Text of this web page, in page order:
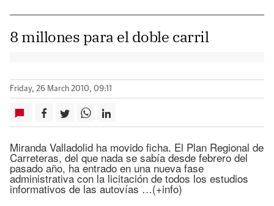
8 millones para el doble carril
Friday, 26 March 2010, 09:11
Miranda Valladolid ha movido ficha. El Plan Regional de
Carreteras, del que nada se sabía desde febrero del
pasado año, ha entrado en una nueva fase
administrativa con la licitación de todos los estudios
informativos de las autovías …(+info)